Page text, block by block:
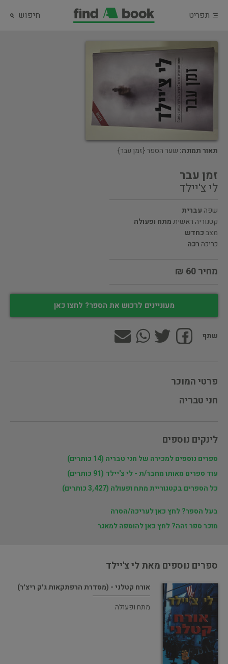
תפריט חיפוש
תאור תמונה: שער הספר {זמן עבר}
זמן עבר
לי צ'יילד
שפה עברית
קטגוריה ראשיתמתח ופעולה
מצבכחדש
כריכה רכה
מחיר 60 ₪
מעוניינים לרכוש את הספר? לחצו כאן
שתף
פרטי המוכר
חני טבריה
לינקים נוספים
ספרים נוספים למכירה של חני טבריה (14 כותרים)
עוד ספרים מאותו מחבר/ת - לי צ'יילד (91 כותרים)
כל הספרים בקטגוריית מתח ופעולה (3,427 כותרים)
בעל הספר? לחץ כאן לעריכה/הסרה
מוכר ספר זהה? לחץ כאן להוספה למאגר
ספרים נוספים מאת לי צ'יילד
אורח קטלני - (מסדרת הרפתקאות ג׳ק ריצ׳ר)
מתח ופעולה